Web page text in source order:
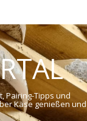
Pairing-Tipps und
Käse genießen und